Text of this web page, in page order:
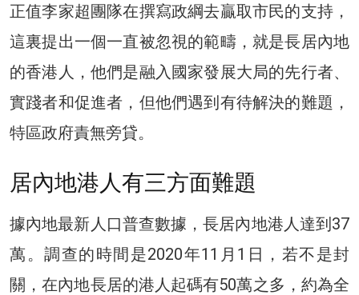
正值李家超團隊在撰寫政綱去贏取市民的支持，
這裏提出一個一直被忽視的範疇，就是長居內地
的香港人，他們是融入國家發展大局的先行者、
實踐者和促進者，但他們遇到有待解決的難題，
特區政府責無旁貸。
居內地港人有三方面難題
據內地最新人口普查數據，長居內地港人達到37
萬。調查的時間是2020年11月1日，若不是封
關，在內地長居的港人起碼有50萬之多，約為全